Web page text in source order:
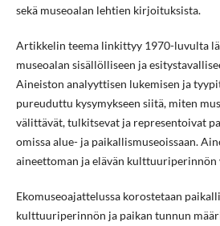
sekä museoalan lehtien kirjoituksista.
Artikkelin teema linkittyy 1970-luvulta
museoalan sisällölliseen ja
Aineiston analyyttisen lukemisen ja
pureuduttu kysymykseen siitä, miten
välittävät, tulkitsevat ja representoivat
omissa alue- ja paikallismuseoissaan.
aineettoman ja elävän kulttuuriperinnön
Ekomuseoajattelussa korostetaan
kulttuuriperinnön ja paikan tunnun